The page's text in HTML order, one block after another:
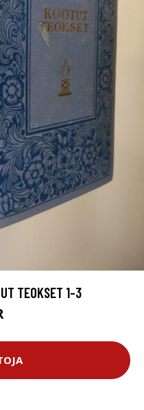
TEOKSET 1-3